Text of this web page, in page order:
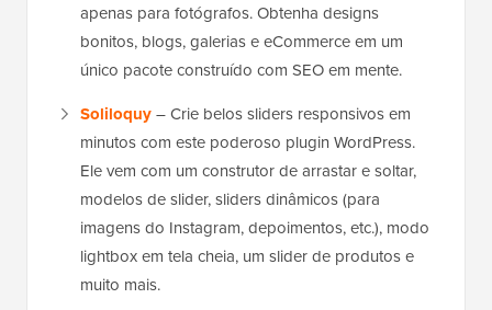
apenas para fotógrafos. Obtenha designs
bonitos, blogs, galerias e eCommerce em um
único pacote construído com SEO em mente.
Soliloquy– Crie belos sliders responsivos em
minutos com este poderoso plugin WordPress.
Ele vem com um construtor de arrastar e soltar,
modelos de slider, sliders dinâmicos (para
imagens do Instagram, depoimentos, etc.), modo
lightbox em tela cheia, um slider de produtos e
muito mais.